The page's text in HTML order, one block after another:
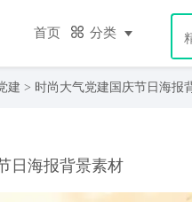
首页 分类
建 > 时尚大气党建国庆节日海报
日海报背景素材